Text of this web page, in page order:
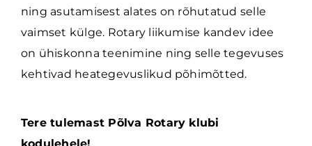
ning asutamisest alates on rõhutatud selle
vaimset külge. Rotary liikumise kandev idee
on ühiskonna teenimine ning selle tegevuses
kehtivad heategevuslikud põhimõtted.
Tere tulemast Põlva Rotary klubi